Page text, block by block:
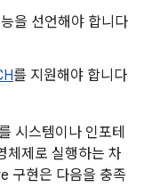
을 선언해야 합니다
를 지원해야 합니다
시스템이나 인포테
체제로 실행하는 차
구현은 다음을 충족